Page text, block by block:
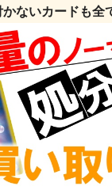
かないカードも全